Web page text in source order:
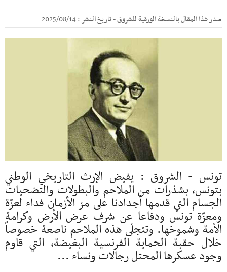
صدر هذا المقال بالنسخة الورقية للشروق - تاريخ النشر : 2025/08/14
تونس - الشروق : يفيض الإرث التاريخي الوطني
بتونس، بشذرات من الملاحم والبطولات والتضحيات
الجسام التي قدمها أجدادنا على مرّ الأزمان فداء لعزّة
ومعزّة تونس ودفاعا عن شرف عرض الأرض وكرامة
الأمة وشموخها. وتتجلّى هذه الملاحم ناصعة خصوصاً
خلال حقبة الحماية الفرنسية البغيضة، التي قاوم
وجود عسكرها المحتل رجالات ونساء ...